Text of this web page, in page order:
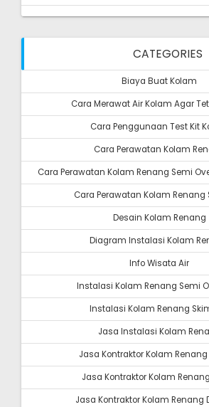
CATEGORIES
Biaya Buat Kolam
Cara Merawat Air Kolam Agar
Cara Penggunaan Test Kit
Cara Perawatan Kolam
Cara Perawatan Kolam Renang Semi
Cara Perawatan Kolam Renang
Desain Kolam Renang
Diagram Instalasi Kolam
Info Wisata Air
Instalasi Kolam Renang Semi
Instalasi Kolam Renang
Jasa Instalasi Kolam
Jasa Kontraktor Kolam
Jasa Kontraktor Kolam
Jasa Kontraktor Kolam Renang